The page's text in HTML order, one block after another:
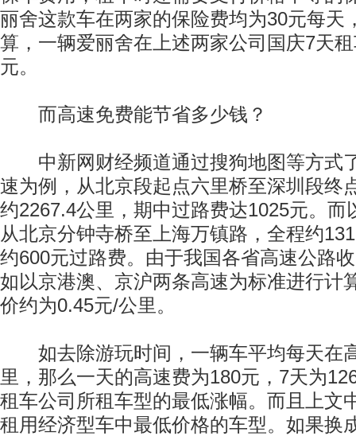
丽舍这款车在两家的保险费均为30元每天
算，一辆爱丽舍在上述两家公司国庆7天
元。
而高速免费能节省多少钱？
中新网财经频道通过搜狗地图等方式
速为例，从北京段起点六里桥至深圳段终
约2267.4公里，期中过路费达1025元。而
从北京分钟寺桥至上海万镇路，全程约
约600元过路费。由于我国各省高速公路
如以京港澳、京沪两条高速为标准进行计
价约为0.45元/公里。
如去除游玩时间，一辆车平均每天在
里，那么一天的高速费为180元，7天为
租车公司所租车型的最低涨幅。而且上文
租用经济型车中最低价格的车型。如果换